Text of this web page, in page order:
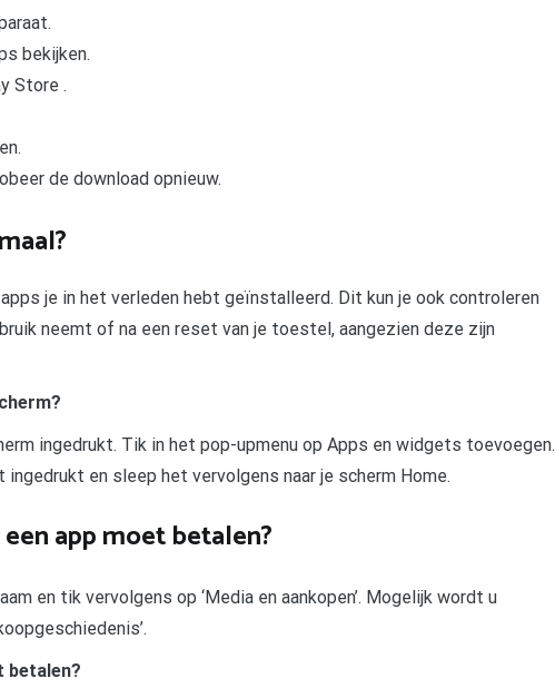
bekijken.
Store .
de download opnieuw.
je in het verleden hebt geïnstalleerd. Dit kun je ook controleren
neemt of na een reset van je toestel, aangezien deze zijn
ingedrukt. Tik in het pop-upmenu op Apps en widgets toevoegen.
en sleep het vervolgens naar je scherm Home.
app moet betalen?
en tik vervolgens op ‘Media en aankopen’. Mogelijk wordt u
betalen?